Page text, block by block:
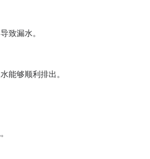
致漏水。
能够顺利排出。